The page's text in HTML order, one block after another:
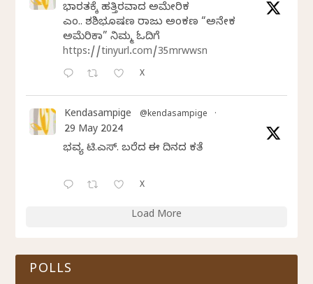
ಭಾರತಕ್ಕೆ ಹತ್ತಿರವಾದ ಅಮೇರಿಕ
ಎಂ.ವಿ. ಶಶಿಭೂಷಣ ರಾಜು ಅಂಕಣ “ಅನೇಕ
ಅಮೆರಿಕಾ” ನಿಮ್ಮ ಓದಿಗೆ
https://tinyurl.com/35mrwwsn
X
Kendasampige @kendasampige ·
29 May 2024
ಭವ್ಯ ಟಿ.ಎಸ್. ಬರೆದ ಈ ದಿನದ ಕವಿತೆ
X
Load More
POLLS